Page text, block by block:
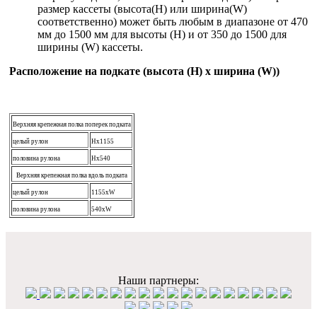
размер кассеты (высота(Н) или ширина(W)
соответственно) может быть любым в диапазоне от 470
мм до 1500 мм для высоты (H) и от 350 до 1500 для
ширины (W) кассеты.
Расположение на подкате (высота (H) х ширина (W))
Верхняя крепежная полка поперек подката
целый рулон Нх1155
половина рулона Нх540
Верхняя крепежная полка вдоль подката
целый рулон 1155хW
половина рулона 540xW
Наши партнеры: